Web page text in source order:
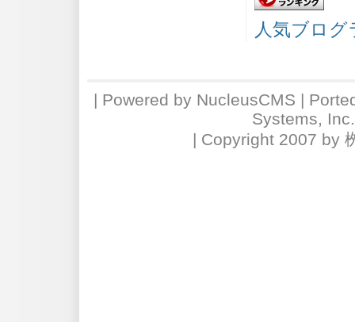
人気ブロ
| Powered by NucleusCMS |
Systems,
| Copyright 2007 by